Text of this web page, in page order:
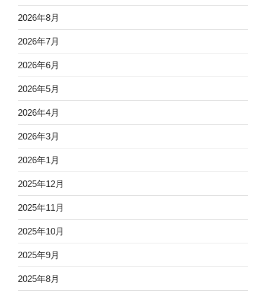
2026年8月
2026年7月
2026年6月
2026年5月
2026年4月
2026年3月
2026年1月
2025年12月
2025年11月
2025年10月
2025年9月
2025年8月